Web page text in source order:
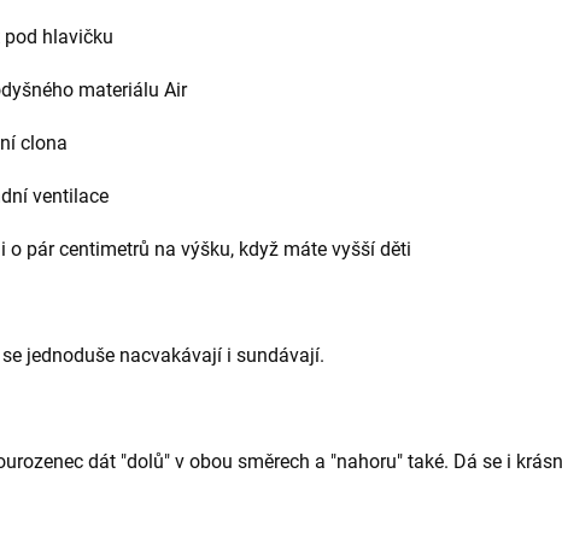
hlavičku
materiálu Air
clona
ventilace
o pár centimetrů na výšku, když máte vyšší děti
jednoduše nacvakávají i sundávají.
dát "dolů" v obou směrech a "nahoru" také. Dá se i